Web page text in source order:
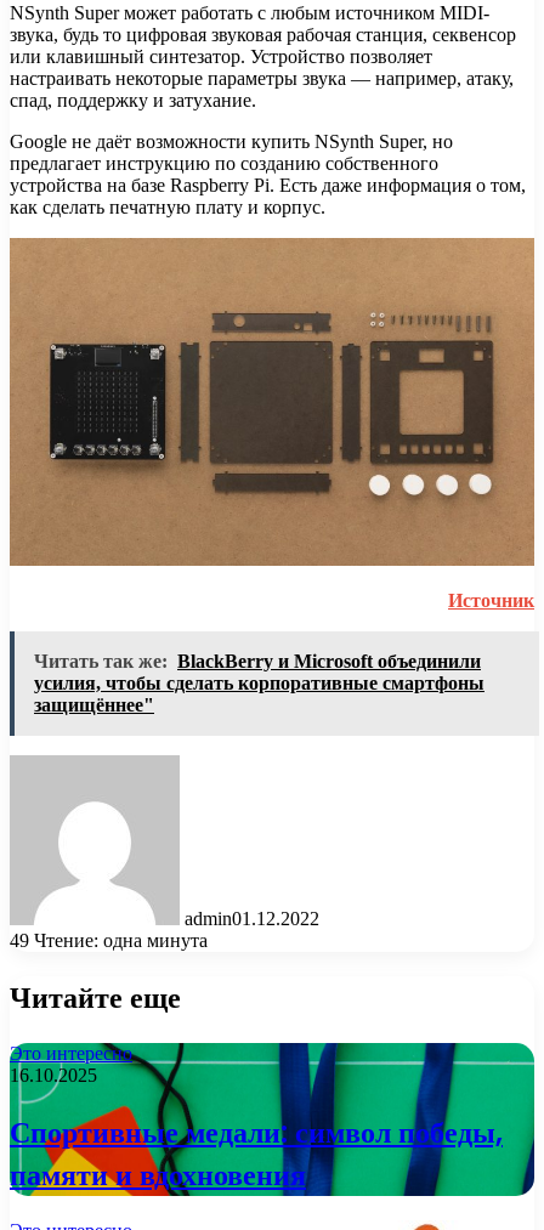
NSynth Super может работать с любым источником MIDI-
звука, будь то цифровая звуковая рабочая станция, секвенсор
или клавишный синтезатор. Устройство позволяет
настраивать некоторые параметры звука — например, атаку,
спад, поддержку и затухание.
Google не даёт возможности купить NSynth Super, но
предлагает инструкцию по созданию собственного
устройства на базе Raspberry Pi. Есть даже информация о том,
как сделать печатную плату и корпус.
Источник
Читать так же: BlackBerry и Microsoft объединили
усилия, чтобы сделать корпоративные смартфоны
защищённее"
admin01.12.2022
49 Чтение: одна минута
Читайте еще
Это интересно
16.10.2025
Спортивные медали: символ победы,
памяти и вдохновения